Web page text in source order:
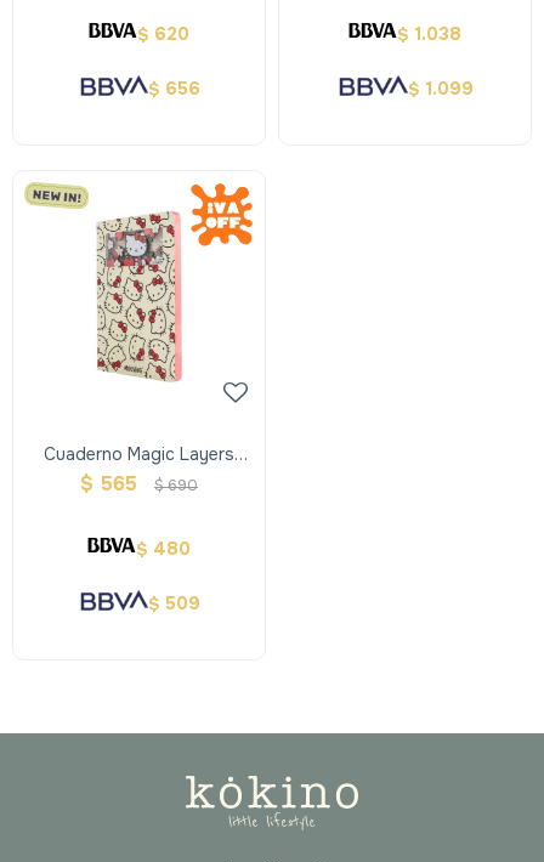
$ 620
$ 656
$ 1.038
$ 1.099
Cuaderno Magic Layers
Mooving Kello Kitty
$ 565 $690
$ 480
$ 509